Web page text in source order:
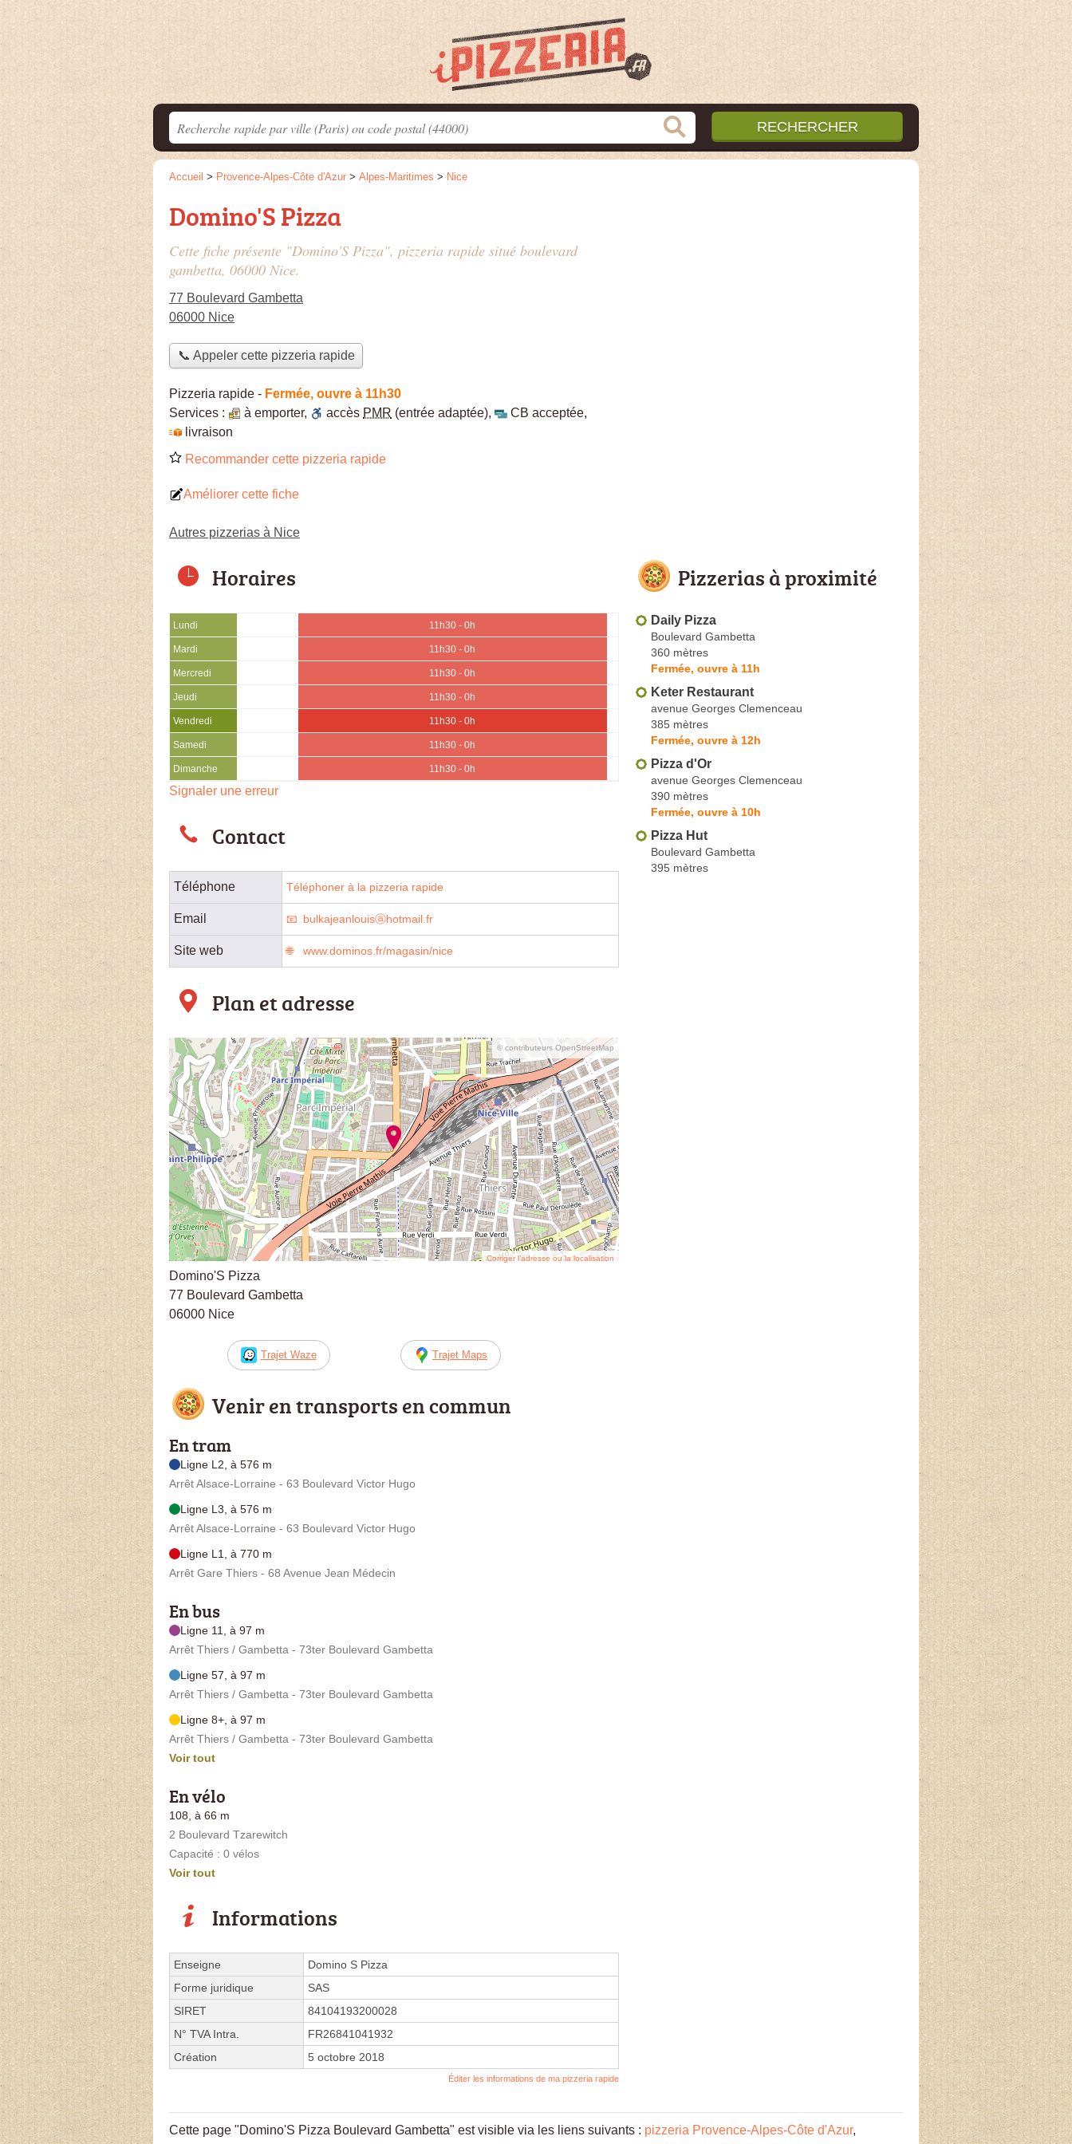
Accueil > Provence-Alpes-Côte d'Azur > Alpes-Maritimes > Nice
Domino'S Pizza
Cette fiche présente "Domino'S Pizza", pizzeria rapide situé boulevard
gambetta, 06000 Nice.
77 Boulevard Gambetta
06000 Nice
📞 Appeler cette pizzeria rapide
Pizzeria rapide - Fermée, ouvre à 11h30
Services :
à emporter, accès PMR (entrée adaptée), CB acceptée,
livraison
Recommander cette pizzeria rapide
Améliorer cette fiche
Autres pizzerias à Nice
Horaires
Lundi 11h30 - 0h
Mardi 11h30 - 0h
Mercredi 11h30 - 0h
Jeudi 11h30 - 0h
Vendredi 11h30 - 0h
Samedi 11h30 - 0h
Dimanche 11h30 - 0h
Signaler une erreur
Contact
Téléphone Téléphoner à la pizzeria rapide
Email bulkajeanlouisⓐhotmail.fr
Site web www.dominos.fr/magasin/nice
Plan et adresse
© contributeurs OpenStreetMap
Corriger l’adresse ou la localisation
Domino'S Pizza
77 Boulevard Gambetta
06000 Nice
Trajet Waze Trajet Maps
Venir en transports en commun
En tram
Ligne L2, à 576 m
Arrêt Alsace-Lorraine - 63 Boulevard Victor Hugo
Ligne L3, à 576 m
Arrêt Alsace-Lorraine - 63 Boulevard Victor Hugo
Ligne L1, à 770 m
Arrêt Gare Thiers - 68 Avenue Jean Médecin
En bus
Ligne 11, à 97 m
Arrêt Thiers / Gambetta - 73ter Boulevard Gambetta
Ligne 57, à 97 m
Arrêt Thiers / Gambetta - 73ter Boulevard Gambetta
Ligne 8+, à 97 m
Arrêt Thiers / Gambetta - 73ter Boulevard Gambetta
Voir tout
En vélo
108, à 66 m
2 Boulevard Tzarewitch
Capacité : 0 vélos
Voir tout
Informations
Enseigne
Domino S Pizza
Forme juridique
SAS
SIRET
84104193200028
N° TVA Intra.
FR26841041932
Création
5 octobre 2018
Éditer les informations de ma pizzeria rapide
Pizzerias à proximité
Daily Pizza
Boulevard Gambetta
360 mètres
Fermée, ouvre à 11h
Keter Restaurant
avenue Georges Clemenceau
385 mètres
Fermée, ouvre à 12h
Pizza d'Or
avenue Georges Clemenceau
390 mètres
Fermée, ouvre à 10h
Pizza Hut
Boulevard Gambetta
395 mètres
Cette page "Domino'S Pizza Boulevard Gambetta" est visible via les liens suivants : pizzeria Provence-Alpes-Côte d'Azur,